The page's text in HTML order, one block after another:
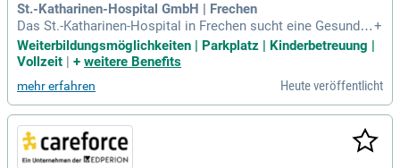
St.-Katharinen-Hospital GmbH | Frechen
Das St.-Katharinen-Hospital in Frechen sucht eine Gesundhe
its- und Krankenpfleger/Pflegefachkraft (m/w/d) für die Inte
nsivstation. Als Akademisches Lehrkrankenhaus der Univer
abwechslungsreiches Arbeitsumfeld. Zu Ihren Aufgaben geh
ören die Durchführung hochwertiger intensivmedizinischer P
flege sowie Notfallmanagement und Unterstützung bei Wied
erbelebungsmaßnahmen. Sie begleiten Intensivpatienten th
erapeutisch und sind für deren Überwachung und Monitoring
+
Weiterbildungsmöglichkeiten | Parkplatz | Kinderbetreuung |
Vollzeit | + weitere Benefits
mehr erfahren Heute veröffentlicht